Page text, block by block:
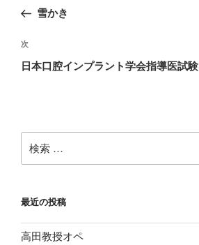
ナ
ビ
ゲ
ン
去
投
稿
雪かき
次
の
次
日本口腔インプラント学会指導医試験
索:
最近の投稿
高田教授オペ